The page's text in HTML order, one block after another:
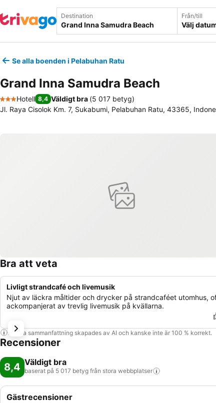
Destination Från/till
Välj
Se alla boenden i Pelabuhan Ratu
Grand Inna Samudra Beach
3 Stjärnor
Hotell 8,4 Väldigt bra (5 017 betyg)
Jl. Raya Cisolok Km. 7, Sukabumi, Pelabuhan Ratu, 43365,
Bra att veta
Livligt strandcafé och livemusik
Njut av läckra måltider och drycker på strandcaféet utomhus,
ackompanjerat av trevlig livemusik på kvällarna.
Denna sammanfattning skapades av AI och kanske inte är 100 % korrekt.
Recensioner
8,4 Väldigt bra
baserat på 5 017 betyg från stora webbplatser
Gästrecensioner